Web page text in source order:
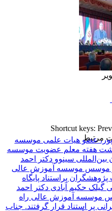
Shortcut keys:
مرتبط
پور، عضو هیات علمی موسسه
هفته معلم عضویت موسسه
سینوودکتر احمد
موسس موسسه آموزش عالی
گیلک حکیم آبادی دکتر احمد
موسسه آموزش عالی راه
پر استناد قرار گرفتند. جناب